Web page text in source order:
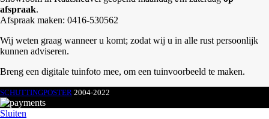
afspraak.
Afspraak maken: 0416-530562
Wij weten graag wanneer u komt; zodat wij u in alle rust persoonlijk
kunnen adviseren.
Breng een digitale tuinfoto mee, om een tuinvoorbeeld te maken.
SCHUTTINGPOSTER 2004-2022
Sluiten